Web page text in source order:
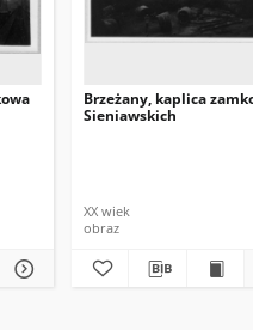
Brzeżany, kaplica
Sieniawskich
XX wiek
obraz